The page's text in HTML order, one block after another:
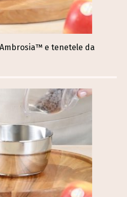
e tenetele da